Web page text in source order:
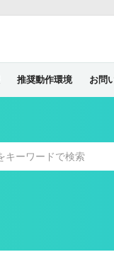
推奨動作環境 お問